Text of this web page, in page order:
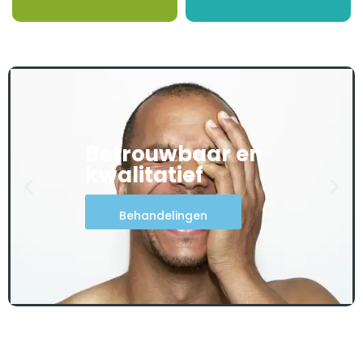
Betrouwbaar en
kwalitatief
Behandelingen